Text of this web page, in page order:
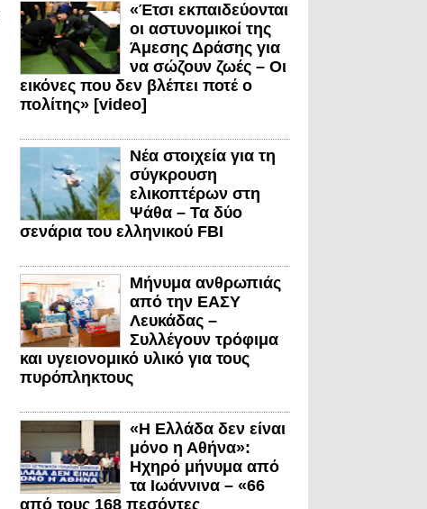
«Έτσι εκπαιδεύονται
οι αστυνομικοί της
Άμεσης Δράσης για
να σώζουν ζωές – Οι
εικόνες που δεν βλέπει ποτέ ο
πολίτης» [video]
Νέα στοιχεία για τη
σύγκρουση
ελικοπτέρων στη
Ψάθα – Τα δύο
σενάρια του ελληνικού FBI
Μήνυμα ανθρωπιάς
από την ΕΑΣΥ
Λευκάδας –
Συλλέγουν τρόφιμα
και υγειονομικό υλικό για τους
πυρόπληκτους
«Η Ελλάδα δεν είναι
μόνο η Αθήνα»:
Ηχηρό μήνυμα από
τα Ιωάννινα – «66
από τους 168 πεσόντες